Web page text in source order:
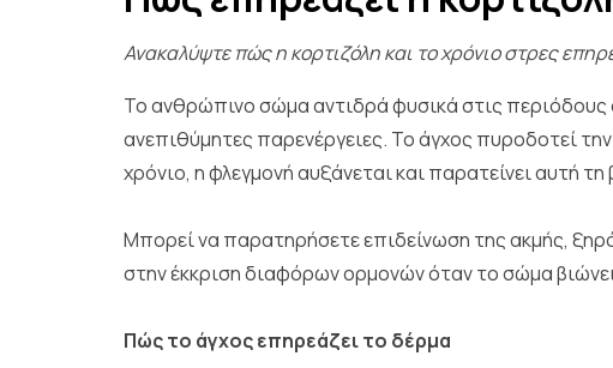
Ανακαλύψτε πώς η κορτιζόλη και το χρόνιο στρες
Το ανθρώπινο σώμα αντιδρά φυσικά στις
ανεπιθύμητες παρενέργειες. Το άγχος πυροδοτεί
χρόνιο, η φλεγμονή αυξάνεται και παρατείνει αυτή
Μπορεί να παρατηρήσετε επιδείνωση της ακμής,
στην έκκριση διαφόρων ορμονών όταν το σώμα
Πώς το άγχος επηρεάζει το δέρμα